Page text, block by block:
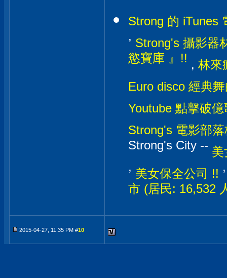
Strong 的 iTunes
, Strong's 攝影器
慾寶庫 』!! , 林來
Euro disco 經典
Youtube 點擊破
Strong's 電影部
Strong's City -- 美
, 美女保全公司 !!
市 (居民: 16,532
2015-04-27, 11:35 PM #10